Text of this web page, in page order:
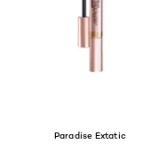
Paradise Extatic